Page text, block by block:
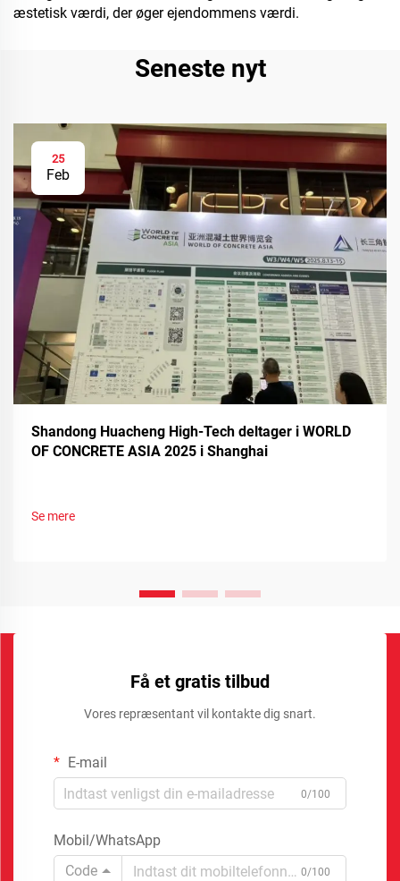
æstetisk værdi, der øger ejendommens værdi.
Seneste nyt
25
Feb
Shandong Huacheng High-Tech deltager i WORLD
OF CONCRETE ASIA 2025 i Shanghai
Se mere
Få et gratis tilbud
Vores repræsentant vil kontakte dig snart.
E-mail
0/100
Mobil/WhatsApp
Code
0/100